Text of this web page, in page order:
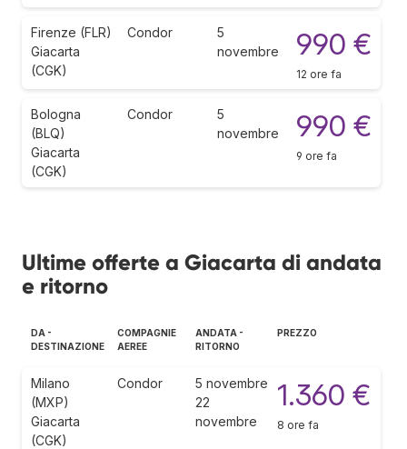
Firenze (FLR)
Giacarta
(CGK)
Condor
5
novembre
990 €
12 ore fa
Bologna
(BLQ)
Giacarta
(CGK)
Condor
5
novembre
990 €
9 ore fa
Ultime offerte a Giacarta di andata
e ritorno
DA -
DESTINAZIONE
COMPAGNIE
AEREE
ANDATA -
RITORNO
PREZZO
Milano
(MXP)
Giacarta
(CGK)
Condor
5 novembre
22
novembre
1.360 €
8 ore fa